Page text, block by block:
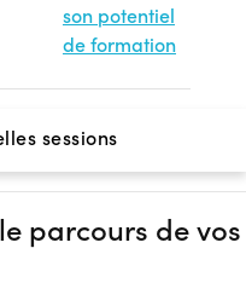
son potentiel
de formation
sessions
parcours de vos